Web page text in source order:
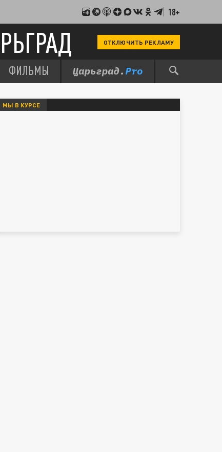
18+
ОТКЛЮЧИТЬ РЕКЛАМУ
ФИЛЬМЫ
МЫ В КУРСЕ